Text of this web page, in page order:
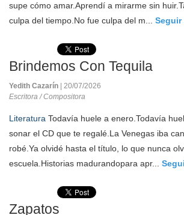
supe cómo amar.Aprendí a mirarme sin
culpa del tiempo.No fue culpa del m... Seguir
Brindemos Con Tequila
Yedith Cazarín
| 20/07/2026
Escritora / Compositora
Literatura Todavía huele a enero.Todavía
sonar el CD que te regalé.La Venegas iba
robé.Ya olvidé hasta el título, lo que nunca
escuela.Historias madurandopara apr...
Zapatos